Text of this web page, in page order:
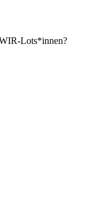
Lots*innen?